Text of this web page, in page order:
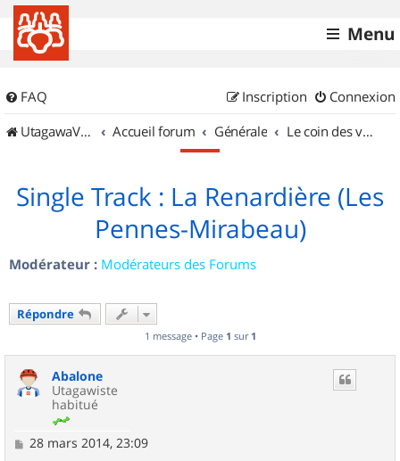
Menu
FAQ Connexion
Inscription
UtagawaVTT (Randos VTT et VTTAE avec traces GPS)
Accueil forum Générale Le coin des vidéastes
Single Track : La Renardière (Les
Pennes-Mirabeau)
Modérateur : Modérateurs des Forums
Répondre
1 message • Page 1 sur 1
Abalone
Utagawiste
habitué
M
28 mars 2014, 23:09